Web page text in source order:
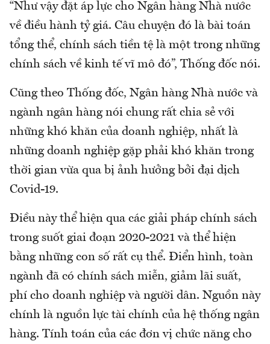
“Như vậy đặt áp lực cho Ngân hàng Nhà nước
về điều hành tỷ giá. Câu chuyện đó là bài toán
tổng thể, chính sách tiền tệ là một trong những
chính sách về kinh tế vĩ mô đó”, Thống đốc nói.
Cũng theo Thống đốc, Ngân hàng Nhà nước và
ngành ngân hàng nói chung rất chia sẻ với
những khó khăn của doanh nghiệp, nhất là
những doanh nghiệp gặp phải khó khăn trong
thời gian vừa qua bị ảnh hưởng bởi đại dịch
Covid-19.
Điều này thể hiện qua các giải pháp chính sách
trong suốt giai đoạn 2020-2021 và thể hiện
bằng những con số rất cụ thể. Điển hình, toàn
ngành đã có chính sách miễn, giảm lãi suất,
phí cho doanh nghiệp và người dân. Nguồn này
chính là nguồn lực tài chính của hệ thống ngân
hàng. Tính toán của các đơn vị chức năng cho